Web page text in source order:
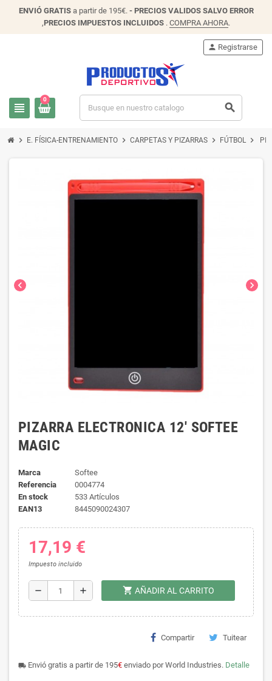
ENVIÓGRATISa partir de 195€. - PRECIOS VALIDOS SALVO ERROR
,PRECIOS IMPUESTOS INCLUIDOS . COMPRA AHORA.
view_headline
person Registrarse
0
search
chevron_right E. FÍSICA-ENTRENAMIENTO chevron_right CARPETAS Y PIZARRAS chevron_right FÚTBOL chevron_right
chevron_left chevron_right
PIZARRA ELECTRONICA 12' SOFTEE
MAGIC
Marca
Softee
Referencia
0004774
En stock
533 Artículos
EAN13
8445090024307
17,19 €
Impuesto incluido
remove add shopping_cart AÑADIR AL CARRITO
Compartir Tuitear
local_shipping Envió gratis a partir de 195€ enviado por World Industries. Detalle